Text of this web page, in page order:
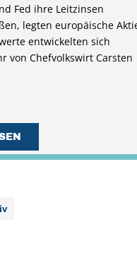
Fed ihre Leitzinsen
legten europäische
entwickelten sich
von Chefvolkswirt Carsten